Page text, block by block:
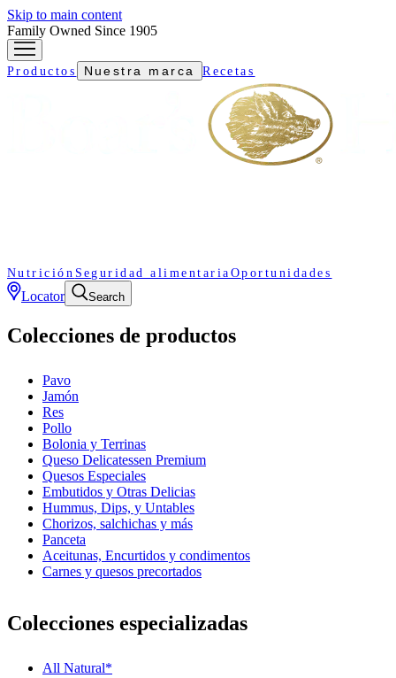
Skip to main content
Family Owned Since 1905
Productos Nuestra marca Recetas
Nutrición Seguridad alimentaria Oportunidades
Locator Search
Colecciones de productos
Pavo
Jamón
Res
Pollo
Bolonia y Terrinas
Queso Delicatessen Premium
Quesos Especiales
Embutidos y Otras Delicias
Hummus, Dips, y Untables
Chorizos, salchichas y más
Panceta
Aceitunas, Encurtidos y condimentos
Carnes y quesos precortados
Colecciones especializadas
All Natural*